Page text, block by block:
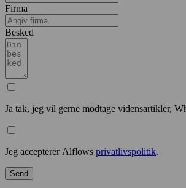
Firma
Besked
Ja tak, jeg vil gerne modtage vidensartikler,
Jeg accepterer Alflows privatlivspolitik.
Send